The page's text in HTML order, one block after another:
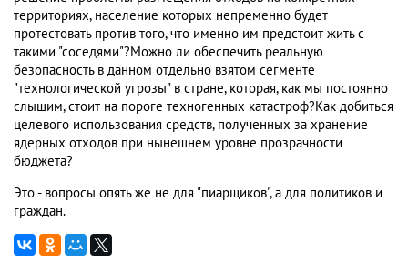
территориях, население которых непременно будет
протестовать против того, что именно им предстоит жить с
такими "соседями"?Можно ли обеспечить реальную
безопасность в данном отдельно взятом сегменте
"технологической угрозы" в стране, которая, как мы постоянно
слышим, стоит на пороге техногенных катастроф?Как добиться
целевого использования средств, полученных за хранение
ядерных отходов при нынешнем уровне прозрачности
бюджета?
Это - вопросы опять же не для "пиарщиков", а для политиков и
граждан.